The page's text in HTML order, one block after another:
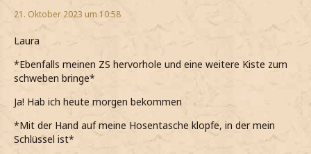
21. Oktober 2023 um 10:58
Laura
*Ebenfalls meinen ZS hervorhole und eine weitere Kiste zum
schweben bringe*
Ja! Hab ich heute morgen bekommen
*Mit der Hand auf meine Hosentasche klopfe, in der mein
Schlüssel ist*